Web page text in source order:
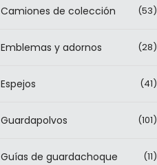
Camiones de colección (53)
Emblemas y adornos (28)
Espejos (41)
Guardapolvos (101)
Guías de guardachoque (11)